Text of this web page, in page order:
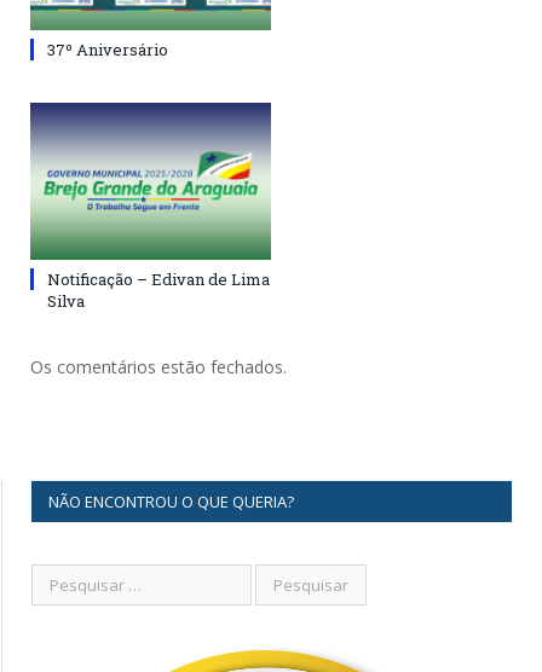
37º Aniversário
Notificação – Edivan de Lima
Silva
Os comentários estão fechados.
NÃO ENCONTROU O QUE QUERIA?